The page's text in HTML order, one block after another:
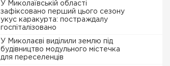
У Миколаївській області
зафіксовано перший цього сезону
укус каракурта: постраждалу
госпіталізовано
У Миколаєві виділили землю під
будівництво модульного містечка
для переселенців